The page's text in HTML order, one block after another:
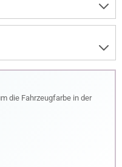
die Fahrzeugfarbe in der